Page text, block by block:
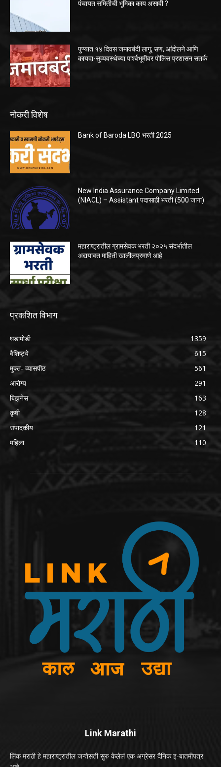
पंचायत समितीची भूमिका काय असावी ?
पुण्यात १४ दिवस जमावबंदी लागू; सण, आंदोलने आणि
कायदा-सुव्यवस्थेच्या पार्श्वभूमीवर पोलिस प्रशासन सतर्क
नोकरी विशेष
Bank of Baroda LBO भरती 2025
New India Assurance Company Limited
(NIACL) – Assistant पदासाठी भरती (500 जागा)
महाराष्ट्रातील ग्रामसेवक भरती २०२५ संदर्भातील
अद्ययावत माहिती खालीलप्रमाणे आहे
प्रकशित विभाग
घडामोडी
1359
वैशिष्ट्ये
615
मुक्त- व्यासपीठ
561
आरोग्य
291
बिझनेस
163
कृषी
128
संपादकीय
121
महिला
110
Link Marathi
लिंक मराठी हे महाराष्ट्रातील जन्तेसती सुरु केलेलं एक अग्रेसर दैनिक इ-बातमीपत्र